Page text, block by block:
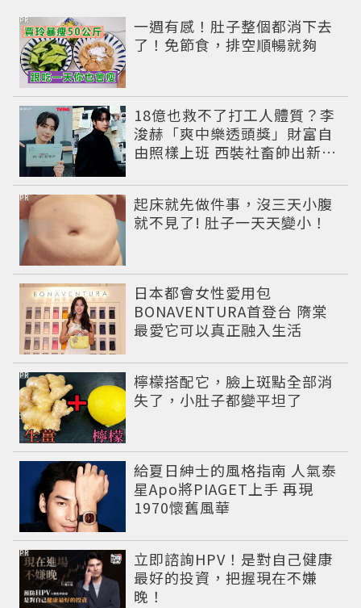
一週有感！肚子整個都消下去
了！免節食，排空順暢就夠
PR
18億也救不了打工人體質？李
浚赫「爽中樂透頭獎」財富自
由照樣上班 西裝社畜帥出新高
起床就先做件事，沒三天小腹
就不見了! 肚子一天天變小！
PR
日本都會女性愛用包
BONAVENTURA首登台 隋棠
最愛它可以真正融入生活
檸檬搭配它，臉上斑點全部消
失了，小肚子都變平坦了
PR
給夏日紳士的風格指南 人氣泰
星Apo將PIAGET上手 再現
1970懷舊風華
立即諮詢HPV！是對自己健康
最好的投資，把握現在不嫌
晚！
PR